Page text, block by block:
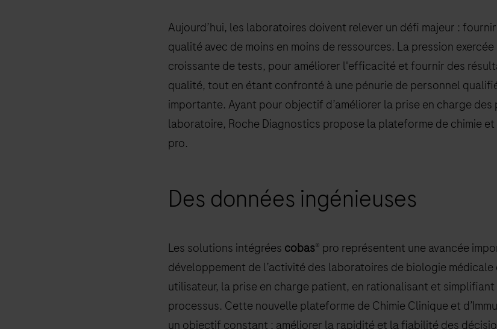
Aujourd’hui, les laboratoires doivent relever un défi majeur :
qualité avec de moins en moins de ressources. La pression
croissante de tests, pour améliorer l'efficacité et fournir des
qualité, tout en étant confronté à une pénurie de personnel
importante. Ayant pour objectif d’améliorer la prise en charge des
laboratoire, Roche Diagnostics propose la plateforme de chimie
pro.
Des données ingénieuses
Les solutions intégrées cobas® pro représentent une avancée
développement de l’activité des laboratoires de biologie
utilisateur, la prise en charge patient, en rationalisant et
processus. Cette nouvelle plateforme de Chimie Clinique et
un objectif constant : améliorer la rapidité et la fiabilité des